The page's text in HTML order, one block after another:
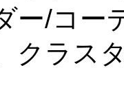
ー/コー
クラス